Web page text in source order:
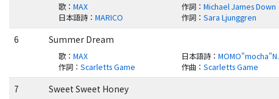
歌 ：MAX 作詞 ：Michael James Down
日本語詩 ：MARICO 作詞 ：Sara Ljunggren
6 Summer Dream
歌 ：MAX 日本語詩 ：MOMO"mocha"N.
作詞 ：Scarletts Game 作曲 ：Scarletts Game
7 Sweet Sweet Honey